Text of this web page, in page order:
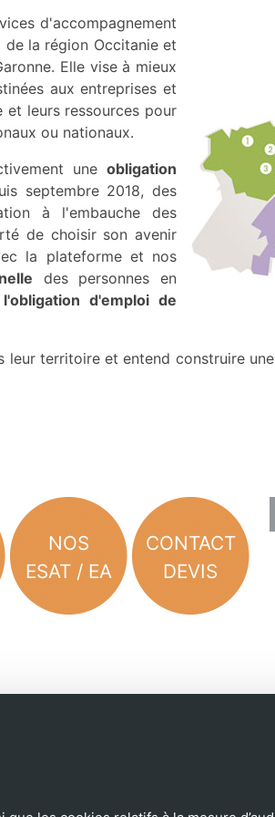
d'accompagnement
de la région Occitanie et
Elle vise à mieux
aux entreprises et
leurs ressources pour
ou nationaux.
une obligation
septembre 2018, des
à l'embauche des
de choisir son avenir
la plateforme et nos
des personnes en
d'emploi de
leur territoire et entend construire
NOS
ESAT / EA
CONTACT
DEVIS